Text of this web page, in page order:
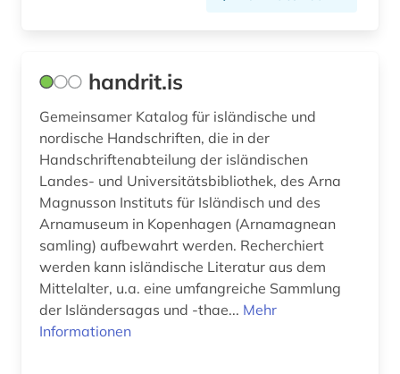
handrit.is
Gemeinsamer Katalog für isländische und
nordische Handschriften, die in der
Handschriftenabteilung der isländischen
Landes- und Universitätsbibliothek, des Arna
Magnusson Instituts für Isländisch und des
Arnamuseum in Kopenhagen (Arnamagnean
samling) aufbewahrt werden. Recherchiert
werden kann isländische Literatur aus dem
Mittelalter, u.a. eine umfangreiche Sammlung
der Isländersagas und -thae... Mehr
Informationen